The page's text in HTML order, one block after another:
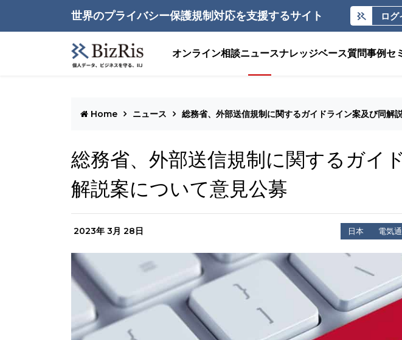
世界のプライバシー保護規制対応を支援するサイト ログ
オンライン相談ニュースナレッジベース質問事例 セ
Home ニュース 総務省、外部送信規制に関するガイドライン案及び同解
総務省、外部送信規制に関するガイ
解説案について意見公募
2023年 3月 28日 日本 電気